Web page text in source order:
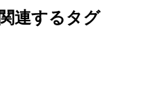
連するタグ